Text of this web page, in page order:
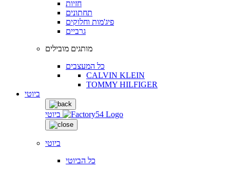
חזיות
תחתונים
פיג'מות וחלוקים
גרביים
מותגים מובילים
כל המעצבים
CALVIN KLEIN
TOMMY HILFIGER
ביוטי
ביוטי
ביוטי
כל הביוטי